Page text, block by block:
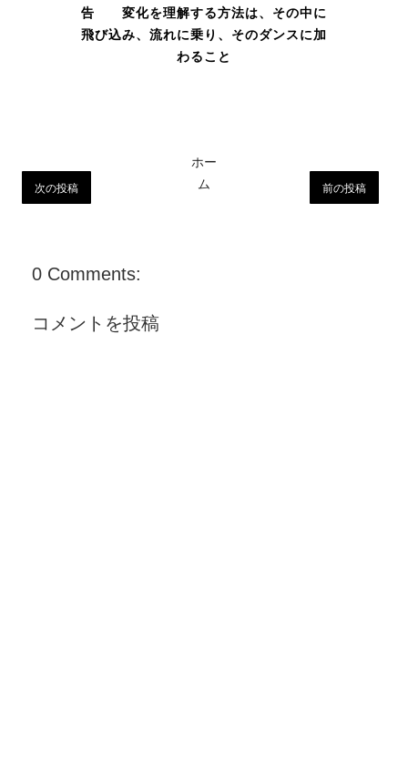
告 変化を理解する方法は、その中に
飛び込み、流れに乗り、そのダンスに加
わること
次の投稿 前の投稿
ホー
ム
0 Comments:
コメントを投稿